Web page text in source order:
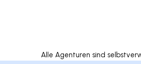
Alle Agenturen sind